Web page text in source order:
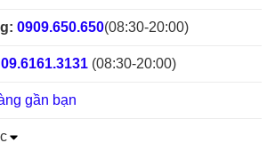
0909.650.650(08:30-20:00)
09.6161.3131 (08:30-20:00)
gần bạn